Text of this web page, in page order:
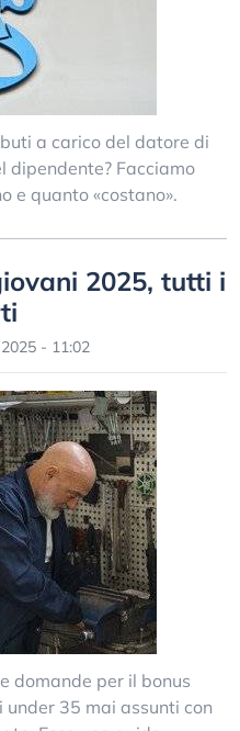
a carico del datore di
dipendente? Facciamo
e quanto «costano».
2025, tutti i
- 11:02
domande per il bonus
35 mai assunti con